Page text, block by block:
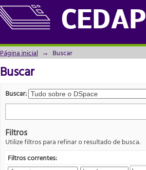
CEDAP
Buscar
Página inicial → Buscar
Buscar
Buscar:
Filtros
Utilize filtros para refinar o resultado de busca.
Filtros correntes: